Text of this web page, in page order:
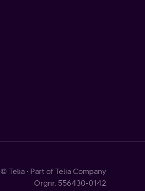
© Telia · Part of Telia Company
Orgnr. 556430-0142